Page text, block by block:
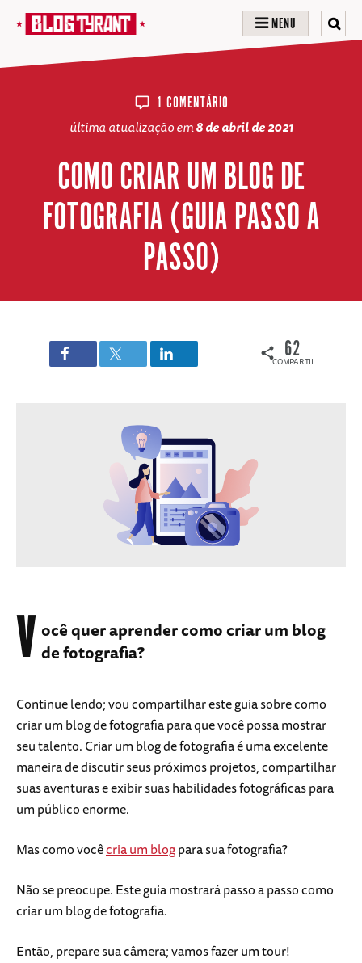
MENU
1 COMENTÁRIO
última atualização em8 de abril de 2021
COMO CRIAR UM BLOG DE
FOTOGRAFIA (GUIA PASSO A
PASSO)
COMPARTILHAMENTOS
62
V ocê quer aprender como criar um blog
de fotografia?
Continue lendo; vou compartilhar este guia sobre como
criar um blog de fotografia para que você possa mostrar
seu talento. Criar um blog de fotografia é uma excelente
maneira de discutir seus próximos projetos, compartilhar
suas aventuras e exibir suas habilidades fotográficas para
um público enorme.
Mas como vocêcria um blogpara sua fotografia?
Não se preocupe. Este guia mostrará passo a passo como
criar um blog de fotografia.
Então, prepare sua câmera; vamos fazer um tour!